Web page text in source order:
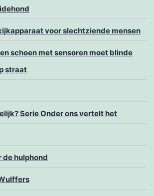
voor slechtziende mensen
schoen met sensoren moet blinde
straat
Serie Onder ons vertelt het
de hulphond